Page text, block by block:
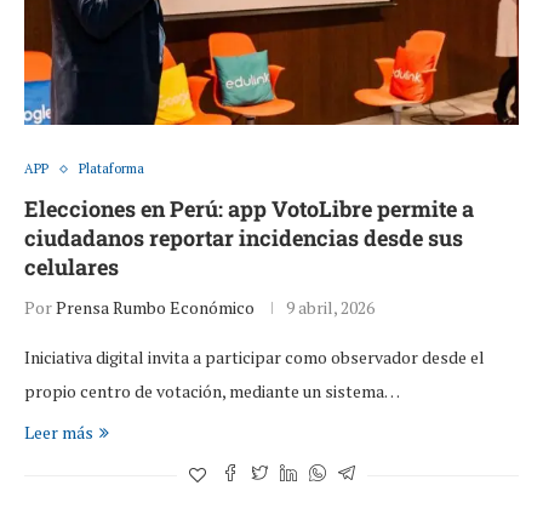
APP Plataforma
Elecciones en Perú: app VotoLibre permite a
ciudadanos reportar incidencias desde sus
celulares
PorPrensa Rumbo Económico 9 abril, 2026
Iniciativa digital invita a participar como observador desde el
propio centro de votación, mediante un sistema…
Leer más